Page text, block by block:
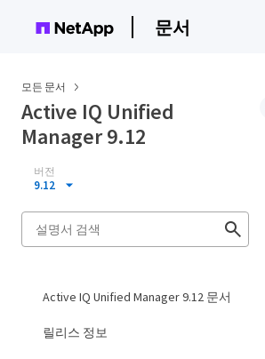
문서
모든 문서
Active IQ Unified
Manager 9.12
버전
9.12
Active IQ Unified Manager 9.12 문서
릴리스 정보